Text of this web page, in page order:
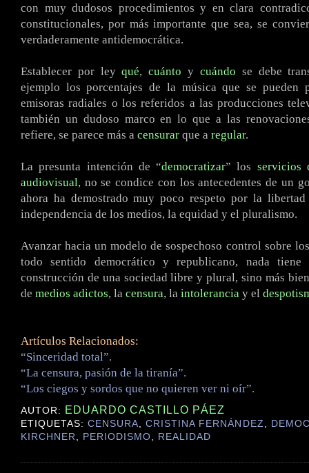
con muy dudosos procedimientos y en clara
constitucionales, por más importante que sea, se
verdaderamente antidemocrática.
Establecer por leyqué,cuánto y cuándo se debe
ejemplo los porcentajes de la música que se pueden
emisoras radiales o los referidos a las producciones
también un dudoso marco en lo que a las
refiere, se parece más a censurar que a regular.
La presunta intención de “democratizar” los servicios
audiovisual, no se condice con los antecedentes de un
ahora ha demostrado muy poco respeto por la
independencia de los medios, la equidad y el pluralismo.
Avanzar hacia un modelo de sospechoso control sobre
todo sentido democrático y republicano, nada
construcción de una sociedad libre y plural, sino más
de medios adictos, la censura, la intolerancia y el
Artículos Relacionados:
“Sinceridad total”.
“La censura, pasión de la tiranía”.
“Los ciegos y sordos que no quieren ver ni oír”.
AUTOR: EDUARDO CASTILLO PÁEZ
ETIQUETAS:CENSURA,CRISTINA FERNÁNDEZ,
KIRCHNER, PERIODISMO, REALIDAD